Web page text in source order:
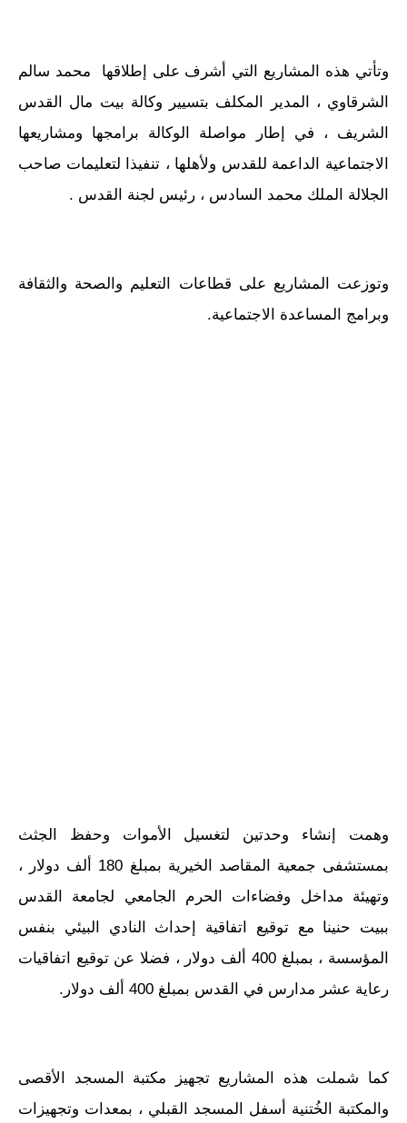
وتأتي هذه المشاريع التي أشرف على إطلاقها محمد سالم
الشرقاوي ، المدير المكلف بتسيير وكالة بيت مال القدس
الشريف ، في إطار مواصلة الوكالة برامجها ومشاريعها
الاجتماعية الداعمة للقدس ولأهلها ، تنفيذا لتعليمات صاحب
الجلالة الملك محمد السادس ، رئيس لجنة القدس .
وتوزعت المشاريع على قطاعات التعليم والصحة والثقافة
وبرامج المساعدة الاجتماعية.
وهمت إنشاء وحدتين لتغسيل الأموات وحفظ الجثث
بمستشفى جمعية المقاصد الخيرية بمبلغ 180 ألف دولار ،
وتهيئة مداخل وفضاءات الحرم الجامعي لجامعة القدس
ببيت حنينا مع توقيع اتفاقية إحداث النادي البيئي بنفس
المؤسسة ، بمبلغ 400 ألف دولار ، فضلا عن توقيع اتفاقيات
رعاية عشر مدارس في القدس بمبلغ 400 ألف دولار.
كما شملت هذه المشاريع تجهيز مكتبة المسجد الأقصى
والمكتبة الخُتنية أسفل المسجد القبلي ، بمعدات وتجهيزات